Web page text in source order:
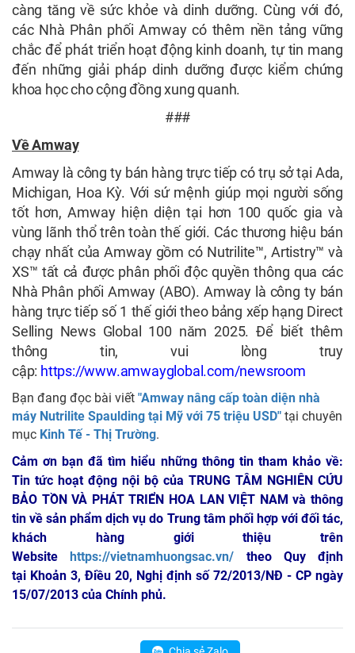
càng tăng về sức khỏe và dinh dưỡng. Cùng với đó,
các Nhà Phân phối Amway có thêm nền tảng vững
chắc để phát triển hoạt động kinh doanh, tự tin mang
đến những giải pháp dinh dưỡng được kiểm chứng
khoa học cho cộng đồng xung quanh.
###
Về Amway
Amway là công ty bán hàng trực tiếp có trụ sở tại Ada,
Michigan, Hoa Kỳ. Với sứ mệnh giúp mọi người sống
tốt hơn, Amway hiện diện tại hơn 100 quốc gia và
vùng lãnh thổ trên toàn thế giới. Các thương hiệu bán
chạy nhất của Amway gồm có Nutrilite™, Artistry™ và
XS™ tất cả được phân phối độc quyền thông qua các
Nhà Phân phối Amway (ABO). Amway là công ty bán
hàng trực tiếp số 1 thế giới theo bảng xếp hạng Direct
Selling News Global 100 năm 2025. Để biết thêm
thông tin, vui lòng truy
cập: https://www.amwayglobal.com/newsroom
Bạn đang đọc bài viết "Amway nâng cấp toàn diện nhà
máy Nutrilite Spaulding tại Mỹ với 75 triệu USD" tại chuyên
mục Kinh Tế - Thị Trường.
Cảm ơn bạn đã tìm hiểu những thông tin tham khảo về:
Tin tức hoạt động nội bộ của TRUNG TÂM NGHIÊN CỨU
BẢO TỒN VÀ PHÁT TRIỂN HOA LAN VIỆT NAM và thông
tin về sản phẩm dịch vụ do Trung tâm phối hợp với đối tác,
khách hàng giới thiệu trên
Websitehttps://vietnamhuongsac.vn/ theo Quy định
tại Khoản 3, Điều 20, Nghị định số 72/2013/NĐ - CP ngày
15/07/2013 của Chính phủ.